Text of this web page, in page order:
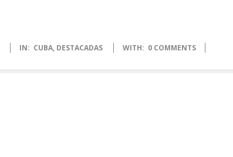
IN: CUBA, DESTACADAS WITH: 0 COMMENTS